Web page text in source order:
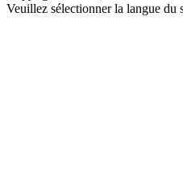
Veuillez sélectionner la langue du